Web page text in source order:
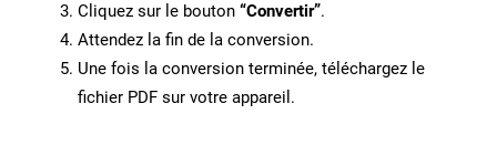
Cliquez sur le bouton “Convertir”.
Attendez la fin de la conversion.
Une fois la conversion terminée, téléchargez le
fichier PDF sur votre appareil.